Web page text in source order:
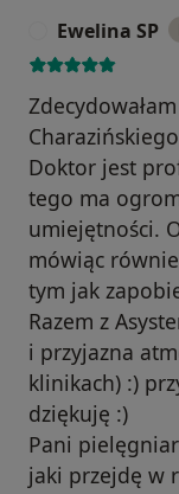
Ewelina SP
Doktor jest
tego ma
umiejętności.
mówiąc
tym jak
Razem z
i przyjazna
klinikach) :)
dziękuję :)
Pani
jaki przejdę w